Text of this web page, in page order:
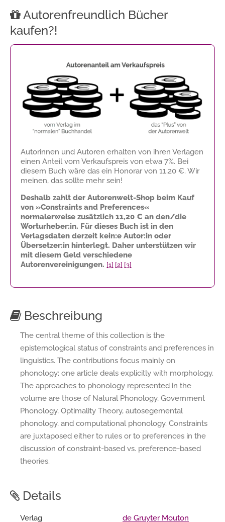
Autorenfreundlich Bücher
kaufen?!
Autorinnen und Autoren erhalten von ihren Verlagen
einen Anteil vom Verkaufspreis von etwa 7%. Bei
diesem Buch wäre das ein Honorar von 11,20 €. Wir
meinen, das sollte mehr sein!
Deshalb zahlt der Autorenwelt-Shop beim Kauf
von »Constraints and Preferences«
normalerweise zusätzlich 11,20 € an den/die
Worturheber:in. Für dieses Buch ist in den
Verlagsdaten derzeit kein:e Autor:in oder
Übersetzer:in hinterlegt. Daher unterstützen wir
mit diesem Geld verschiedene
Autorenvereinigungen. [1] [2] [3]
Beschreibung
The central theme of this collection is the
epistemological status of constraints and preferences in
linguistics. The contributions focus mainly on
phonology; one article deals explicitly with morphology.
The approaches to phonology represented in the
volume are those of Natural Phonology, Government
Phonology, Optimality Theory, autosegemental
phonology, and computational phonology. Constraints
are juxtaposed either to rules or to preferences in the
discussion of constraint-based vs. preference-based
theories.
Details
Verlag de Gruyter Mouton